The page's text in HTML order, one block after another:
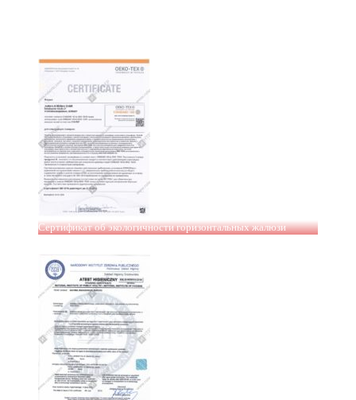
Сертификат об экологичности горизонтальных жалюзи